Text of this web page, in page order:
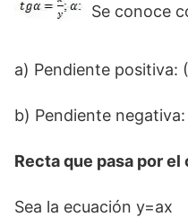
Se conoce
a) Pendiente positiva:
b) Pendiente
Recta que pasa por
Sea la ecuación y=ax